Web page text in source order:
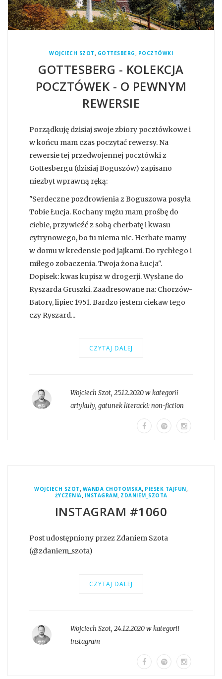
WOJCIECH SZOT , GOTTESBERG , POCZTÓWKI
GOTTESBERG - KOLEKCJA
POCZTÓWEK - O PEWNYM
REWERSIE
Porządkuję dzisiaj swoje zbiory pocztówkowe i
w końcu mam czas poczytać rewersy. Na
rewersie tej przedwojennej pocztówki z
Gottesbergu (dzisiaj Boguszów) zapisano
niezbyt wprawną ręką:
"Serdeczne pozdrowienia z Boguszowa posyła
Tobie Łucja. Kochany mężu mam prośbę do
ciebie, przywieźć z sobą cherbatę i kwasu
cytrynowego, bo tu niema nic. Herbate mamy
w domu w kredensie pod jajkami. Do rychłego i
miłego zobaczenia. Twoja żona Łucja".
Dopisek: kwas kupisz w drogerji. Wysłane do
Ryszarda Gruszki. Zaadresowane na: Chorzów-
Batory, lipiec 1951. Bardzo jestem ciekaw tego
czy Ryszard...
CZYTAJ DALEJ
Wojciech Szot, 25.12.2020 w kategorii
artykuły, gatunek literacki:non-fiction
WOJCIECH SZOT , WANDA CHOTOMSKA, PIESEK TAJFUN,
ŻYCZENIA, INSTAGRAM, ZDANIEM_SZOTA
INSTAGRAM #1060
Post udostępniony przez Zdaniem Szota
(@zdaniem_szota)
CZYTAJ DALEJ
Wojciech Szot, 24.12.2020 w kategorii
instagram